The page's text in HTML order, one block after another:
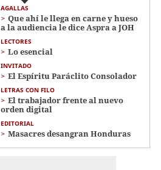
AGALLAS
Que ahí le llega en carne y hueso
a la audiencia le dice Aspra a JOH
LECTORES
Lo esencial
INVITADO
El Espíritu Paráclito Consolador
LETRAS CON FILO
El trabajador frente al nuevo
orden digital
EDITORIAL
Masacres desangran Honduras